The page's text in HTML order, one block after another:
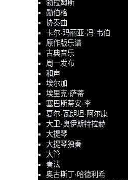
勃拉姆斯
勋伯格
协奏曲
卡尔·玛丽亚·冯·韦伯
原作版乐谱
古典音乐
周一发布
和声
埃尔加
埃里克·萨蒂
塞巴斯蒂安·李
夏尔·瓦朗坦·阿尔康
大卫·奥伊斯特拉赫
大提琴
大提琴独奏
大管
奏法
奥古斯丁·哈德利希